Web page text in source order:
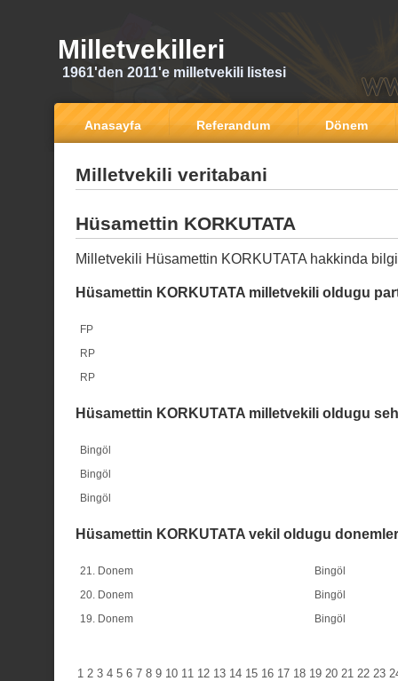
Milletvekilleri
1961'den 2011'e milletvekili listesi
Anasayfa Referandum Dönem
Milletvekili veritabani
Hüsamettin KORKUTATA
Milletvekili Hüsamettin KORKUTATA hakkinda bilgi
Hüsamettin KORKUTATA milletvekili oldugu
FP
RP
RP
Hüsamettin KORKUTATA milletvekili oldugu
Bingöl
Bingöl
Bingöl
Hüsamettin KORKUTATA vekil oldugu donemler
21. Donem
Bingöl
20. Donem
Bingöl
19. Donem
Bingöl
1 2 3 4 5 6 7 8 9 10 11 12 13 14 15 16 17 18 19 20 21 22 23